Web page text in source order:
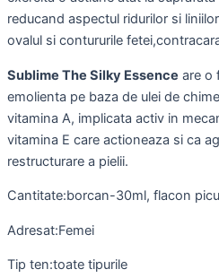
reducand aspectul ridurilor si
ovalul si contururile
Sublime The Silky Essence are o
emolienta pe baza de ulei de
vitamina A, implicata activ in
vitamina E care actioneaza si ca
restructurare a pielii.
Cantitate:borcan-30ml, flacon
Adresat:Femei
Tip ten:toate tipurile